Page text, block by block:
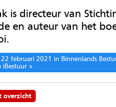
is directeur van
en auteur van het
februari 2021 in Binnenlands
iBestuur
overzicht